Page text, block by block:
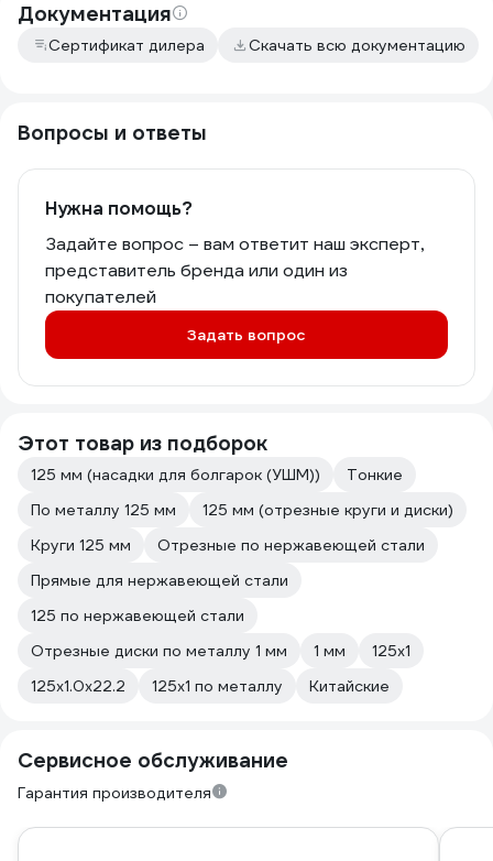
Документация
Сертификат дилера Скачать всю документацию
Вопросы и ответы
Нужна помощь?
Задайте вопрос – вам ответит наш эксперт,
представитель бренда или один из
покупателей
Задать вопрос
Этот товар из подборок
125 мм (насадки для болгарок (УШМ))
Тонкие
По металлу 125 мм
125 мм (отрезные круги и диски)
Круги 125 мм
Отрезные по нержавеющей стали
Прямые для нержавеющей стали
125 по нержавеющей стали
Отрезные диски по металлу 1 мм
1 мм
125х1
125х1.0х22.2
125х1 по металлу Китайские
Сервисное обслуживание
Гарантия производителя